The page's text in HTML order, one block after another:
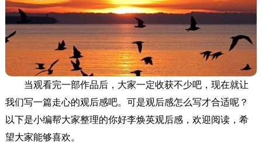
当观看完一部作品后，大家一定收获不少吧，现在就让
我们写一篇走心的观后感吧。可是观后感怎么写才合适呢？
以下是小编帮大家整理的你好李焕英观后感，欢迎阅读，希
望大家能够喜欢。